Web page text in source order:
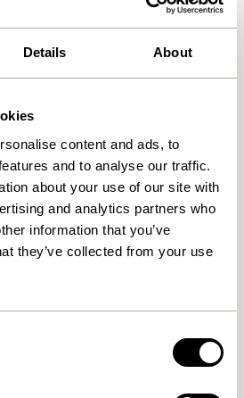
Details About
content and ads, to
and to analyse our traffic.
about your use of our site with
and analytics partners who
information that you’ve
they’ve collected from your use
de499 DKK*